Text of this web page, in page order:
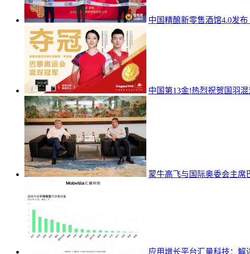
中国精酿新零售酒馆4.0发
中国第13金!热烈祝贺国羽
蒙牛高飞与国际奥委会主席
应用增长平台汇量科技：解